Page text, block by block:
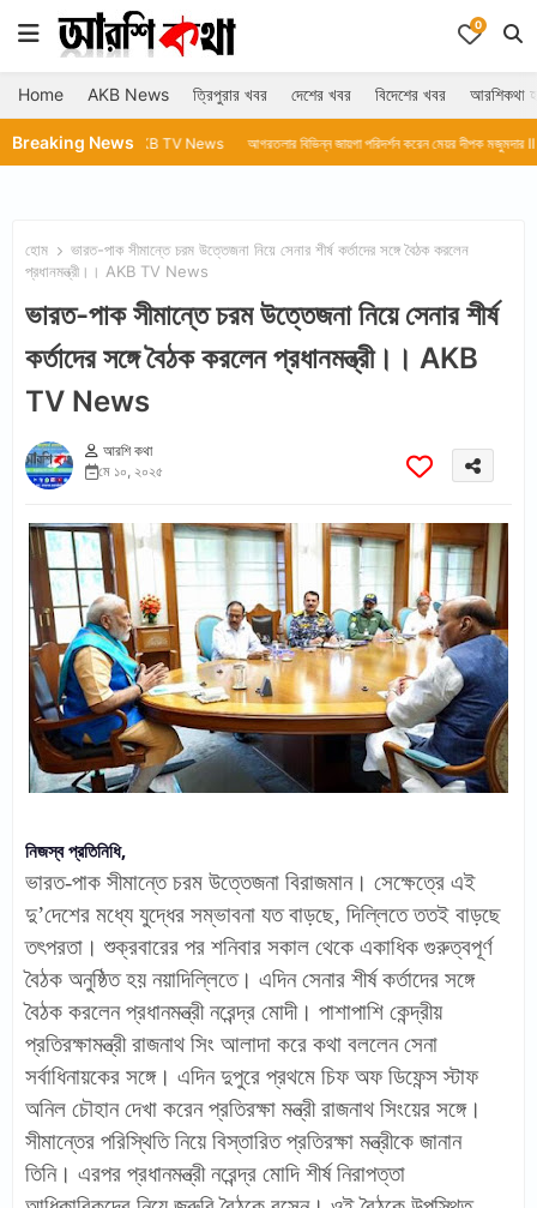
0
Home AKB News ত্রিপুরার খবর দেশের খবর বিদেশের খবর আরশিকথা
Breaking News
দাসll AKB TV News আগরতলার বিভিন্ন জায়গা পরিদর্শন করেন মেয়র দীপক মজুমদার ll AKB TV News
হোম
ভারত-পাক সীমান্তে চরম উত্তেজনা নিয়ে সেনার শীর্ষ কর্তাদের সঙ্গে বৈঠক করলেন
প্রধানমন্ত্রী।। AKB TV News
ভারত-পাক সীমান্তে চরম উত্তেজনা নিয়ে সেনার শীর্ষ
কর্তাদের সঙ্গে বৈঠক করলেন প্রধানমন্ত্রী।। AKB
TV News
আরশি কথা
মে ১০, ২০২৫
নিজস্ব প্রতিনিধি,
ভারত-পাক সীমান্তে চরম উত্তেজনা বিরাজমান। সেক্ষেত্রে এই
দু’দেশের মধ্যে যুদ্ধের সম্ভাবনা যত বাড়ছে, দিল্লিতে ততই বাড়ছে
তৎপরতা। শুক্রবারের পর শনিবার সকাল থেকে একাধিক গুরুত্বপূর্ণ
বৈঠক অনুষ্ঠিত হয় নয়াদিল্লিতে। এদিন সেনার শীর্ষ কর্তাদের সঙ্গে
বৈঠক করলেন প্রধানমন্ত্রী নরেন্দ্র মোদী। পাশাপাশি কেন্দ্রীয়
প্রতিরক্ষামন্ত্রী রাজনাথ সিং আলাদা করে কথা বললেন সেনা
সর্বাধিনায়কের সঙ্গে। এদিন দুপুরে প্রথমে চিফ অফ ডিফেন্স স্টাফ
অনিল চৌহান দেখা করেন প্রতিরক্ষা মন্ত্রী রাজনাথ সিংয়ের সঙ্গে।
সীমান্তের পরিস্থিতি নিয়ে বিস্তারিত প্রতিরক্ষা মন্ত্রীকে জানান
তিনি। এরপর প্রধানমন্ত্রী নরেন্দ্র মোদি শীর্ষ নিরাপত্তা